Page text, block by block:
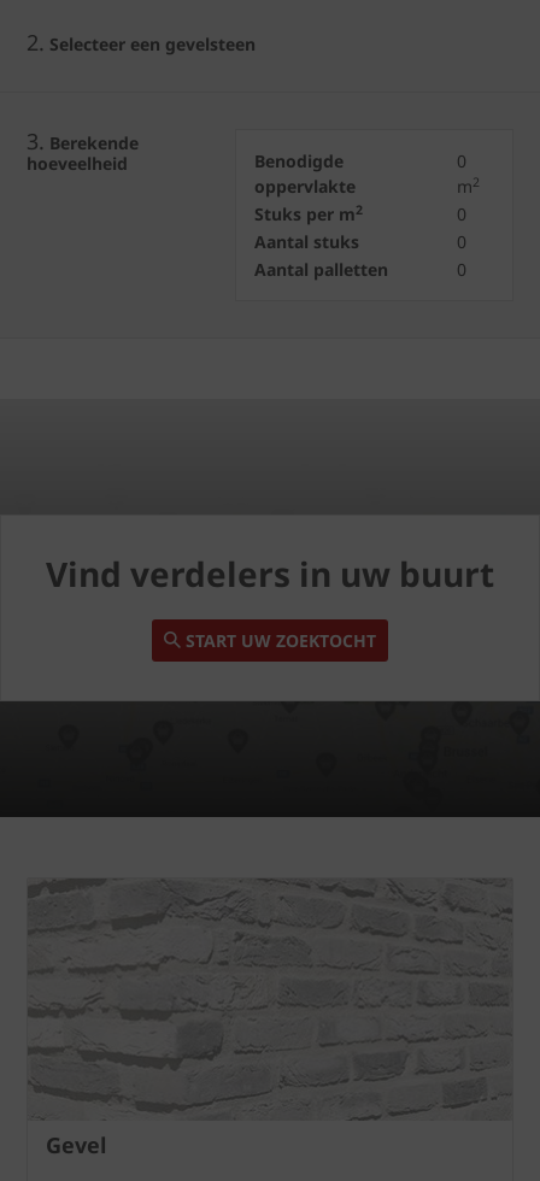
2. Selecteer een gevelsteen
3. Berekende
hoeveelheid
Benodigde
oppervlakte
0
m2
Stuks per m2
0
Aantal stuks
0
Aantal palletten
0
Vind verdelers in uw buurt
START UW ZOEKTOCHT
Gevel